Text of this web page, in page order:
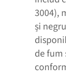
3004),
și
de